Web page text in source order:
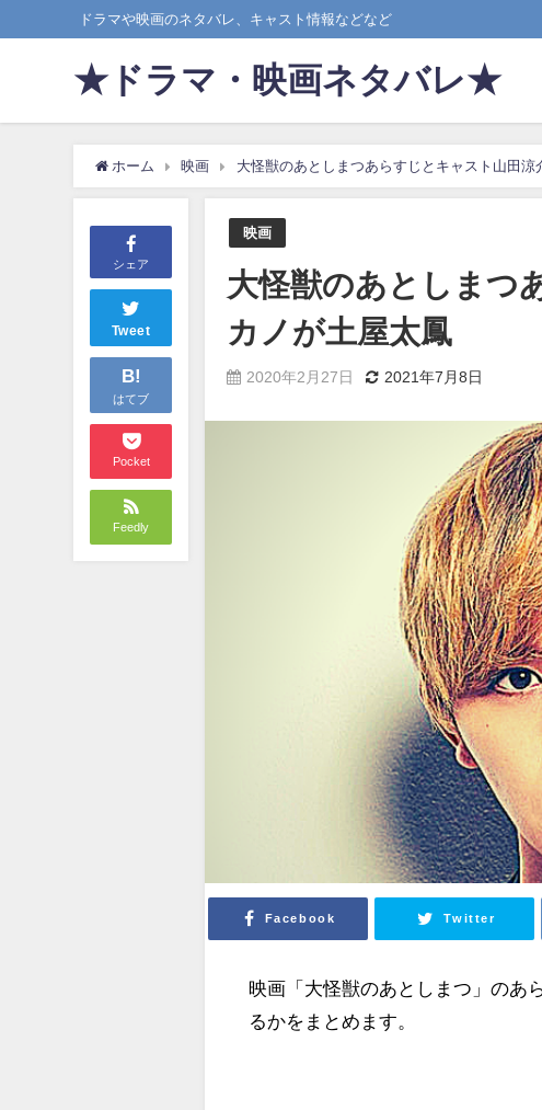
ドラマや映画のネタバレ、キャスト情報などなど
★ドラマ・映画ネタバレ★
ホーム 映画 大怪獣のあとしまつあらすじとキャスト山田涼
シェア
Tweet
B!
はてブ
Pocket
Feedly
映画
大怪獣のあとしまつ
カノが土屋太鳳
2020年2月27日 2021年7月8日
Facebook Twitter
映画「大怪獣のあとしまつ」のあ
るかをまとめます。